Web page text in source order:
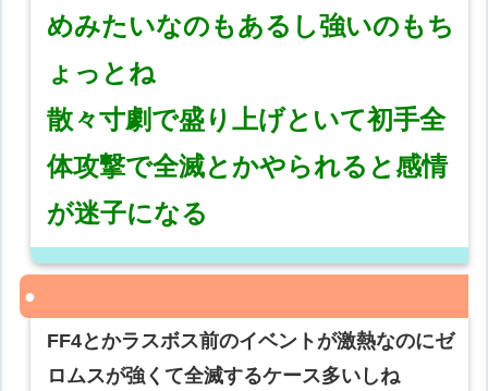
めみたいなのもあるし強いのもち
ょっとね
散々寸劇で盛り上げといて初手全
体攻撃で全滅とかやられると感情
が迷子になる
FF4とかラスボス前のイベントが激熱なのにゼ
ロムスが強くて全滅するケース多いしね